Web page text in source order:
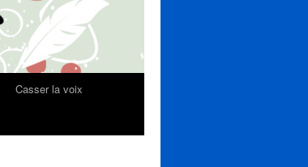
Casser la voix